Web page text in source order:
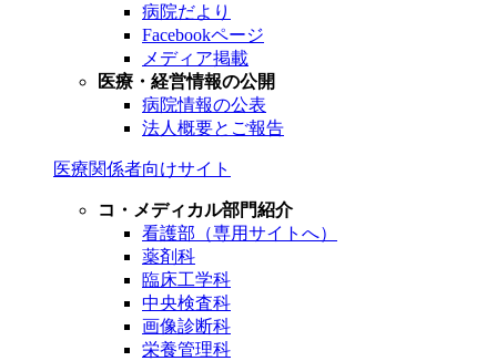
病院だより
Facebookページ
メディア掲載
医療・経営情報の公開
病院情報の公表
法人概要とご報告
医療関係者向けサイト
コ・メディカル部門紹介
看護部（専用サイトへ）
薬剤科
臨床工学科
中央検査科
画像診断科
栄養管理科